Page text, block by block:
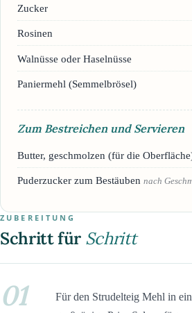
Zucker
Rosinen
Walnüsse oder Haselnüsse
Paniermehl (Semmelbrösel)
Zum Bestreichen und Servieren
Butter, geschmolzen (für die
Puderzucker zum Bestäuben nach
ZUBEREITUNG
Schritt für Schritt
01
Für den Strudelteig Mehl in